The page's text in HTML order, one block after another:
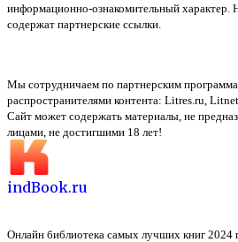
информационно-ознакомительный характер.
содержат партнерские ссылки.
Мы сотрудничаем по партнерским
распространителями контента: Litres.ru,
Сайт может содержать материалы, не
лицами, не достигшими 18 лет!
indBook.ru
Онлайн библиотека самых лучших книг 2024